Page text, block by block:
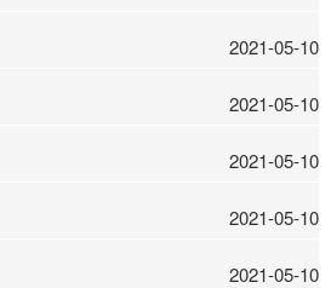
2021-05-10
2021-05-10
2021-05-10
2021-05-10
2021-05-10